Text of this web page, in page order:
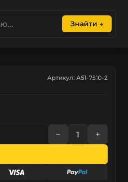
Знайти →
Артикул: A51-7510-2
− +